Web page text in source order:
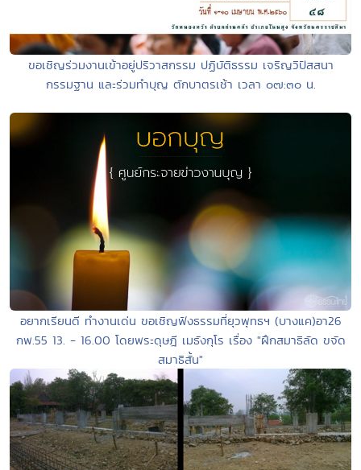
ขอเชิญร่วมงานเข้าอยู่ปริวาสกรรม ปฏิบัติธรรม เจริญวิปัสสนา
กรรมฐาน และร่วมทำบุญ ตักบาตรเช้า เวลา ๐๗:๓๐ น.
อยากเรียนดี ทำงานเด่น ขอเชิญฟังธรรมที่ยุวพุทธฯ (บางแค)อา26
กพ.55 13. - 16.00 โดยพระดุษฎี เมธังกุโร เรื่อง "ฝึกสมาธิลัด ขจัด
สมาธิสั้น"